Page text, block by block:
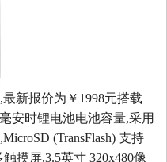
最新报价为￥1998元搭载
安时锂电池电池容量,采用
(TransFlash) 支持
摸屏,3.5英寸 320x480像